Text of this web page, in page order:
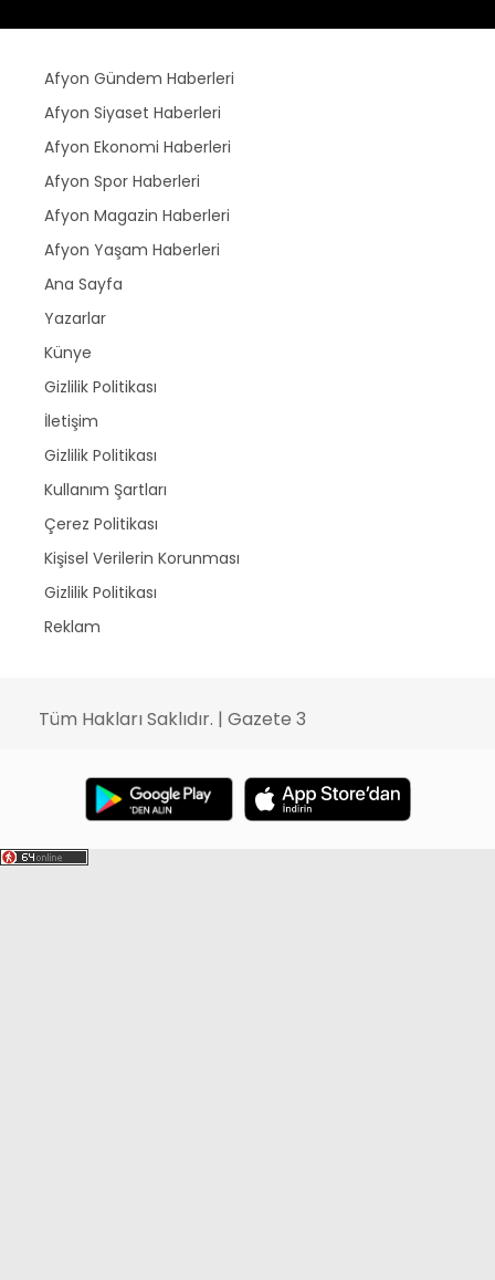
Afyon Gündem Haberleri
Afyon Siyaset Haberleri
Afyon Ekonomi Haberleri
Afyon Spor Haberleri
Afyon Magazin Haberleri
Afyon Yaşam Haberleri
Ana Sayfa
Yazarlar
Künye
Gizlilik Politikası
İletişim
Gizlilik Politikası
Kullanım Şartları
Çerez Politikası
Kişisel Verilerin Korunması
Gizlilik Politikası
Reklam
Tüm Hakları Saklıdır. | Gazete 3